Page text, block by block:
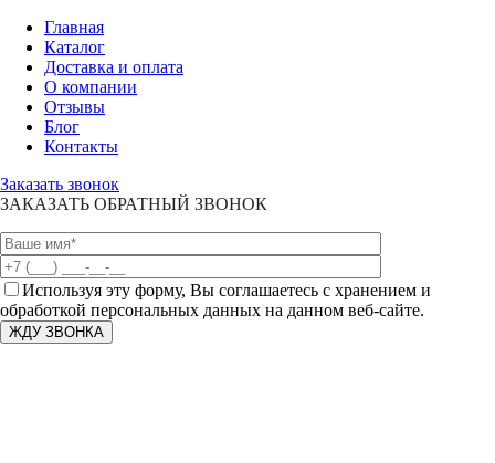
Главная
Каталог
Доставка и оплата
О компании
Отзывы
Блог
Контакты
Заказать звонок
ЗАКАЗАТЬ ОБРАТНЫЙ ЗВОНОК
Используя эту форму, Вы соглашаетесь с хранением и
обработкой персональных данных на данном веб-сайте.